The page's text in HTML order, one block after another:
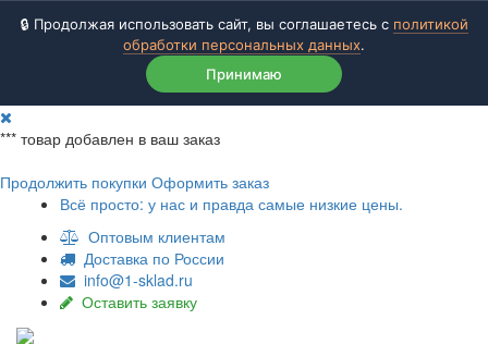
🔒 Продолжая использовать сайт, вы соглашаетесь с политикой
обработки персональных данных.
Принимаю
*** товар добавлен в ваш заказ
Продолжить покупки Оформить заказ
Всё просто: у нас и правда самые низкие цены.
Оптовым клиентам
Доставка по России
info@1-sklad.ru
Оставить заявку